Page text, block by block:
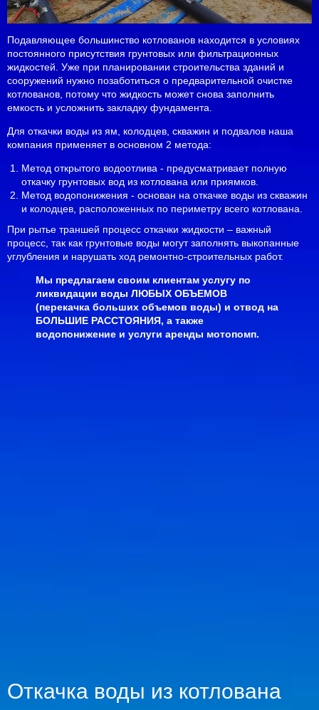
Подавляющее большинство котлованов находится в условиях
постоянного присутствия грунтовых или фильтрационных
жидкостей. Уже при планировании строительства зданий и
сооружений нужно позаботиться о предварительной очистке
котлованов, потому что жидкость может снова заполнить
емкость и усложнить закладку фундамента.
Для откачки воды из ям, колодцев, скважин и подвалов наша
компания применяет в основном 2 метода:
Метод открытого водоотлива - предусматривает полную
откачку грунтовых вод из котлована или приямков.
Метод водопонижения - основан на откачке воды из скважин
и колодцев, расположенных по периметру всего котлована.
При рытье траншей процесс откачки жидкости – важный
процесс, так как грунтовые воды могут заполнять выкопанные
углубления и нарушать ход ремонтно-строительных работ.
Мы предлагаем своим клиентам услугу по
ликвидации воды ЛЮБЫХ ОБЪЕМОВ
(перекачка больших объемов воды) и отвод на
БОЛЬШИЕ РАССТОЯНИЯ, а также
водопонижение и услуги аренды мотопомп.
Откачка воды из котлована